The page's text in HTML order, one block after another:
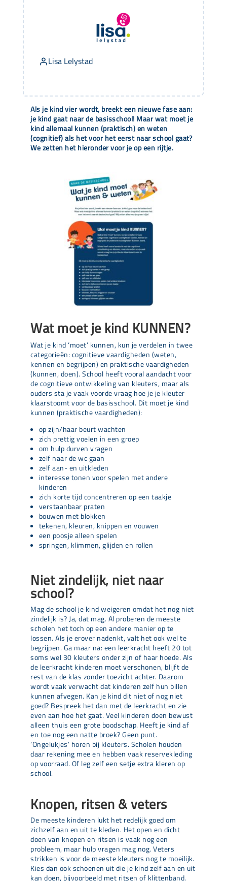
Als je kind vier wordt, breekt een nieuwe fase aan:
je kind gaat naar de basisschool! Maar wat moet je
kind allemaal kunnen (praktisch) en weten
(cognitief) als het voor het eerst naar school gaat?
We zetten het hieronder voor je op een rijtje.
Wat moet je kind KUNNEN?
Wat je kind ‘moet’ kunnen, kun je verdelen in twee
categorieën: cognitieve vaardigheden (weten,
kennen en begrijpen) en praktische vaardigheden
(kunnen, doen). School heeft vooral aandacht voor
de cognitieve ontwikkeling van kleuters, maar als
ouders sta je vaak voorde vraag hoe je je kleuter
klaarstoomt voor de basisschool. Dit moet je kind
kunnen (praktische vaardigheden):
op zijn/haar beurt wachten
zich prettig voelen in een groep
om hulp durven vragen
zelf naar de wc gaan
zelf aan- en uitkleden
interesse tonen voor spelen met andere
kinderen
zich korte tijd concentreren op een taakje
verstaanbaar praten
bouwen met blokken
tekenen, kleuren, knippen en vouwen
een poosje alleen spelen
springen, klimmen, glijden en rollen
Niet zindelijk, niet naar
school?
Mag de school je kind weigeren omdat het nog niet
zindelijk is? Ja, dat mag. Al proberen de meeste
scholen het toch op een andere manier op te
lossen. Als je erover nadenkt, valt het ook wel te
begrijpen. Ga maar na: een leerkracht heeft 20 tot
soms wel 30 kleuters onder zijn of haar hoede. Als
de leerkracht kinderen moet verschonen, blijft de
rest van de klas zonder toezicht achter. Daarom
wordt vaak verwacht dat kinderen zelf hun billen
kunnen afvegen. Kan je kind dit niet of nog niet
goed? Bespreek het dan met de leerkracht en zie
even aan hoe het gaat. Veel kinderen doen bewust
alleen thuis een grote boodschap. Heeft je kind af
en toe nog een natte broek? Geen punt.
‘Ongelukjes’ horen bij kleuters. Scholen houden
daar rekening mee en hebben vaak reservekleding
op voorraad. Of leg zelf een setje extra kleren op
school.
Knopen, ritsen & veters
De meeste kinderen lukt het redelijk goed om
zichzelf aan en uit te kleden. Het open en dicht
doen van knopen en ritsen is vaak nog een
probleem, maar hulp vragen mag nog. Veters
strikken is voor de meeste kleuters nog te moeilijk.
Kies dan ook schoenen uit die je kind zelf aan en uit
kan doen, bijvoorbeeld met ritsen of klittenband.
Lisa Lelystad